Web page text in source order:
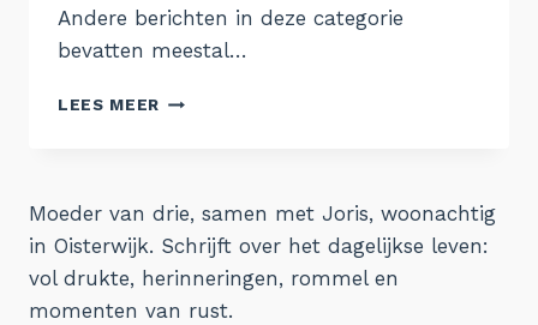
Andere berichten in deze categorie
bevatten meestal…
LEES MEER GELEZEN
Moeder van drie, samen met Joris, woonachtig
in Oisterwijk. Schrijft over het dagelijkse leven:
vol drukte, herinneringen, rommel en
momenten van rust.